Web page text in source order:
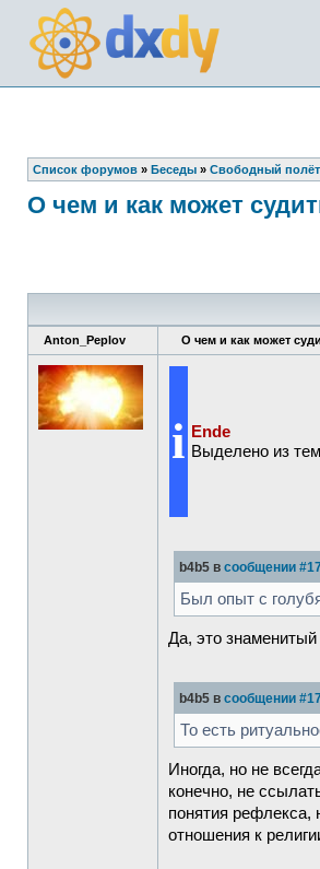
Список форумов » Беседы » Свободный полёт
О чем и как может
Anton_Peplov О чем и как может
i Ende
Выделено из
b4b5 в сообщении
Был опыт с
Да, это
b4b5 в сообщении
То есть
Иногда, но не
конечно, не
понятия рефлекса,
отношения к